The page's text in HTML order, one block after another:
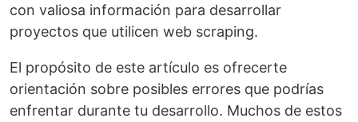
con valiosa información para desarrollar
proyectos que utilicen web scraping.
El propósito de este artículo es ofrecerte
orientación sobre posibles errores que podrías
enfrentar durante tu desarrollo. Muchos de estos